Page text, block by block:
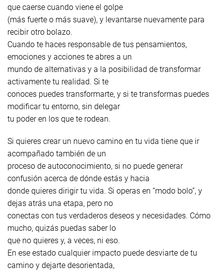
que caerse cuando viene el golpe
(más fuerte o más suave), y levantarse nuevamente para
recibir otro bolazo.
Cuando te haces responsable de tus pensamientos,
emociones y acciones te abres a un
mundo de alternativas y a la posibilidad de transformar
activamente tu realidad. Si te
conoces puedes transformarte, y si te transformas puedes
modificar tu entorno, sin delegar
tu poder en los que te rodean.
Si quieres crear un nuevo camino en tu vida tiene que ir
acompañado también de un
proceso de autoconocimiento, si no puede generar
confusión acerca de dónde estás y hacia
donde quieres dirigir tu vida. Si operas en “modo bolo”, y
dejas atrás una etapa, pero no
conectas con tus verdaderos deseos y necesidades. Cómo
mucho, quizás puedas saber lo
que no quieres y, a veces, ni eso.
En ese estado cualquier impacto puede desviarte de tu
camino y dejarte desorientada,